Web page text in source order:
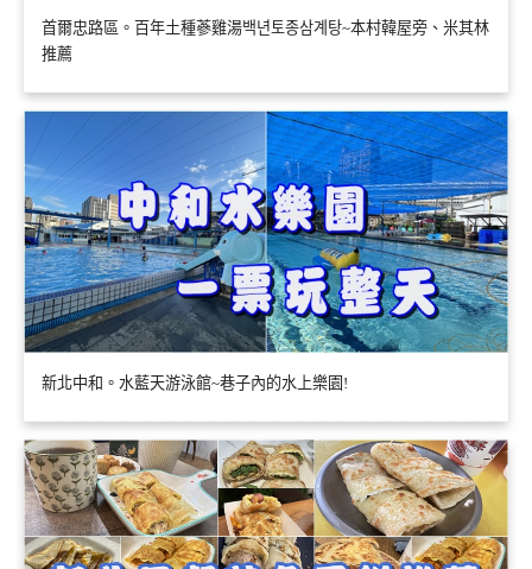
首爾忠路區。百年土種蔘雞湯백년토종삼계탕~本村韓屋旁、米其林
推薦
新北中和。水藍天游泳館~巷子內的水上樂園!